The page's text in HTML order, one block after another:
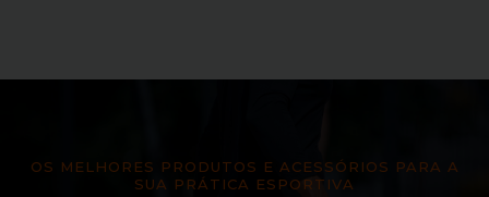
OS MELHORES PRODUTOS E ACESSÓRIOS PARA A
SUA PRÁTICA ESPORTIVA